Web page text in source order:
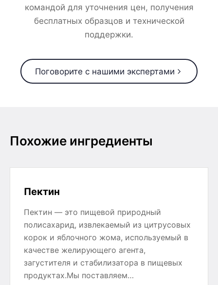
командой для уточнения цен, получения
бесплатных образцов и технической
поддержки.
Поговорите с нашими экспертами
Похожие ингредиенты
Пектин
Пектин — это пищевой природный
полисахарид, извлекаемый из цитрусовых
корок и яблочного жома, используемый в
качестве желирующего агента,
загустителя и стабилизатора в пищевых
продуктах.Мы поставляем…